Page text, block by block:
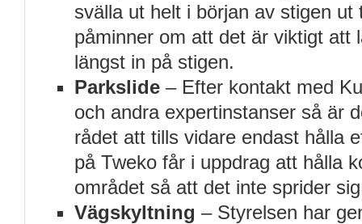
svälla ut helt i början av stigen ut
påminner om att det är viktigt att
längst in på stigen.
Parkslide – Efter kontakt med
och andra expertinstanser så är
rådet att tills vidare endast hålla
på Tweko får i uppdrag att hålla
området så att det inte sprider
Vägskyltning – Styrelsen har